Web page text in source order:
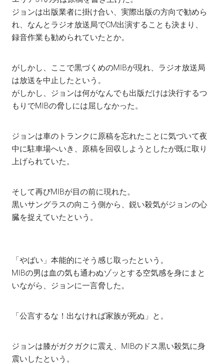
ジョンは出版業者に掛け合い、実際出版の方向で勧めら
れ、なんとラジオ放送局でCM出演することも決まり、
録音作業も勧められていたとか。
がしかし、ここで黒づくめのMIBが現れ、ラジオ放送局
は放送を中止したという。
がしかし、ジョンは何がなんでも出版だけは決行するつ
もりでMIBの脅しには屈しなかった。
ジョンは車のトランクに原稿を忘れたことに気づいて夜
中に駐車場へいき、原稿を回収しようとしたが既に取り
上げられていた。
そして再びMIBが目の前に現れた。
黒いサングラスの向こう側から、鋭い殺気がジョンの心
臓を捉えていたという。
「やばい」本能的にそう感じ取ったという。
MIBの男は血の気も通わぬゾッとする空気感を身にまと
いながら、ジョンに一言脅した。
「公言するな！出なければ家族が死ぬ」と。
ジョンは膝がガクガクに震え、MIBのドス黒い殺気に身
震いしたという。